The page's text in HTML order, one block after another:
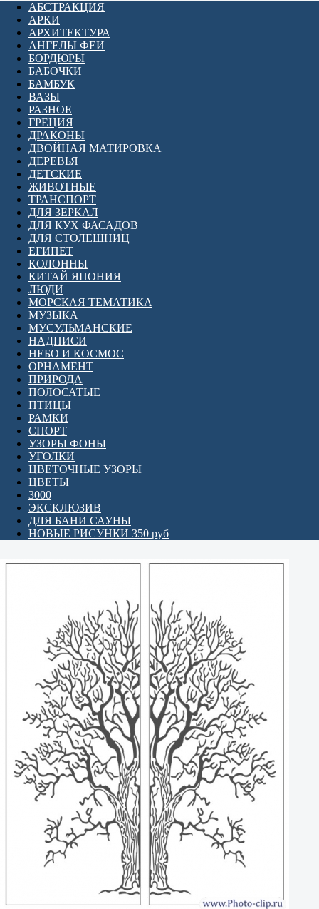
АБСТРАКЦИЯ
АРКИ
АРХИТЕКТУРА
АНГЕЛЫ ФЕИ
БОРДЮРЫ
БАБОЧКИ
БАМБУК
ВАЗЫ
РАЗНОЕ
ГРЕЦИЯ
ДРАКОНЫ
ДВОЙНАЯ МАТИРОВКА
ДЕРЕВЬЯ
ДЕТСКИЕ
ЖИВОТНЫЕ
ТРАНСПОРТ
ДЛЯ ЗЕРКАЛ
ДЛЯ КУХ ФАСАДОВ
ДЛЯ СТОЛЕШНИЦ
ЕГИПЕТ
КОЛОННЫ
КИТАЙ ЯПОНИЯ
ЛЮДИ
МОРСКАЯ ТЕМАТИКА
МУЗЫКА
МУСУЛЬМАНСКИЕ
НАДПИСИ
НЕБО И КОСМОС
ОРНАМЕНТ
ПРИРОДА
ПОЛОСАТЫЕ
ПТИЦЫ
РАМКИ
СПОРТ
УЗОРЫ ФОНЫ
УГОЛКИ
ЦВЕТОЧНЫЕ УЗОРЫ
ЦВЕТЫ
3000
ЭКСКЛЮЗИВ
ДЛЯ БАНИ САУНЫ
НОВЫЕ РИСУНКИ 350 руб